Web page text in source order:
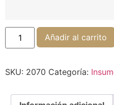
Añadir al carrito
SKU: 2070 Categoría: